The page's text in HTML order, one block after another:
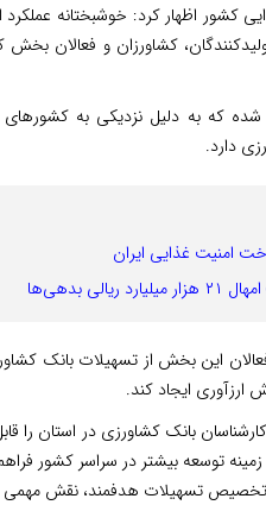
کشور اظهار کرد: خوشبختانه
کشاورزان و فعالان بخش
که به دلیل نزدیکی به کشورهای
دارد.
بدهی‌ها
این بخش از تسهیلات بانک
ایجاد کند.
بانک کشاورزی در استان را
زمینه توسعه بیشتر در سراسر کشور
و تخصیص تسهیلات هدفمند، نقش